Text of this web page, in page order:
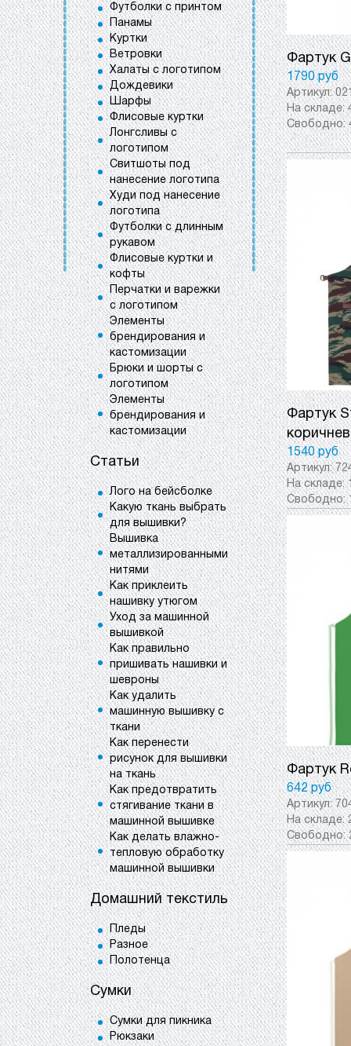
Футболки с принтом
Панамы
Куртки
Ветровки
Халаты с логотипом
Дождевики
Шарфы
Флисовые куртки
Лонгсливы с
логотипом
Свитшоты под
нанесение логотипа
Худи под нанесение
логотипа
Футболки с длинным
рукавом
Флисовые куртки и
кофты
Перчатки и варежки
с логотипом
Элементы
брендирования и
кастомизации
Брюки и шорты с
логотипом
Элементы
брендирования и
кастомизации
Статьи
Лого на бейсболке
Какую ткань выбрать
для вышивки?
Вышивка
металлизированными
нитями
Как приклеить
нашивку утюгом
Уход за машинной
вышивкой
Как правильно
пришивать нашивки и
шевроны
Как удалить
машинную вышивку с
ткани
Как перенести
рисунок для вышивки
на ткань
Как предотвратить
стягивание ткани в
машинной вышивке
Как делать влажно-
тепловую обработку
машинной вышивки
Домашний текстиль
Пледы
Разное
Полотенца
Сумки
Сумки для пикника
Рюкзаки
Фартук
1790 руб
Артикул:
На складе:
Свободно:
Фартук
1540 руб
Артикул:
На складе:
Свободно:
Фартук
642 руб
Артикул:
На складе:
Свободно: